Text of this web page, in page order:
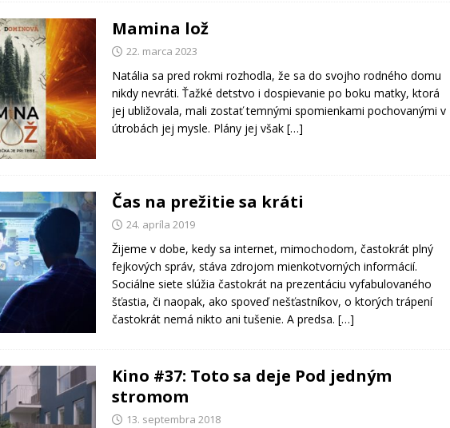
Mamina lož
22. marca 2023
Natália sa pred rokmi rozhodla, že sa do svojho rodného domu
nikdy nevráti. Ťažké detstvo i dospievanie po boku matky, ktorá
jej ubližovala, mali zostať temnými spomienkami pochovanými v
útrobách jej mysle. Plány jej však […]
Čas na prežitie sa kráti
24. apríla 2019
Žijeme v dobe, kedy sa internet, mimochodom, častokrát plný
fejkových správ, stáva zdrojom mienkotvorných informácií.
Sociálne siete slúžia častokrát na prezentáciu vyfabulovaného
šťastia, či naopak, ako spoveď nešťastníkov, o ktorých trápení
častokrát nemá nikto ani tušenie. A predsa. […]
Kino #37: Toto sa deje Pod jedným
stromom
13. septembra 2018